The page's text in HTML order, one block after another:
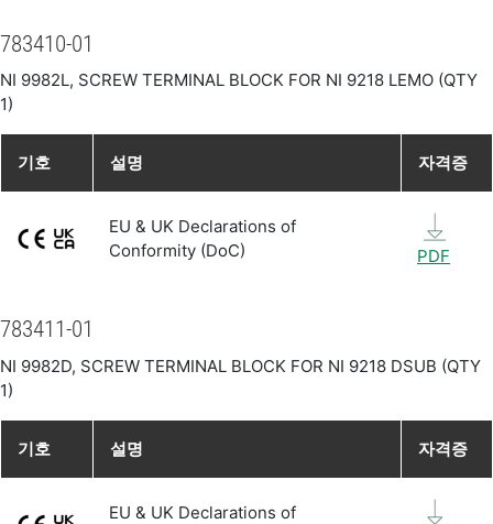
783410-01
NI 9982L, SCREW TERMINAL BLOCK FOR NI 9218 LEMO (QTY
1)
기호 설명 자격증
EU & UK Declarations of
Conformity (DoC)
PDF
783411-01
NI 9982D, SCREW TERMINAL BLOCK FOR NI 9218 DSUB (QTY
1)
기호 설명 자격증
EU & UK Declarations of